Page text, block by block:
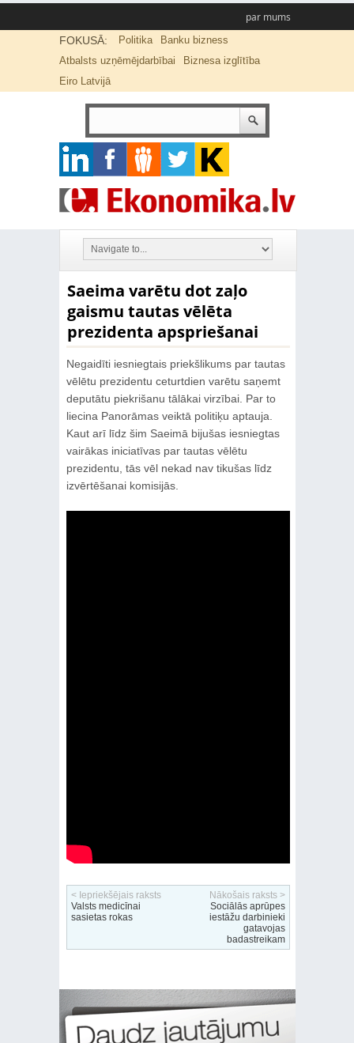
par mums
FOKUSĀ: Politika
Banku bizness
Atbalsts uzņēmējdarbībai
Biznesa izglītība
Eiro Latvijā
Saeima varētu dot zaļo
gaismu tautas vēlēta
prezidenta apspriešanai
Negaidīti iesniegtais priekšlikums par tautas
vēlētu prezidentu ceturtdien varētu saņemt
deputātu piekrišanu tālākai virzībai. Par to
liecina Panorāmas veiktā politiķu aptauja.
Kaut arī līdz šim Saeimā bijušas iesniegtas
vairākas iniciatīvas par tautas vēlētu
prezidentu, tās vēl nekad nav tikušas līdz
izvērtēšanai komisijās.
< Iepriekšējais raksts
Valsts medicīnai
sasietas rokas
Nākošais raksts >
Sociālās aprūpes
iestāžu darbinieki
gatavojas
badastreikam